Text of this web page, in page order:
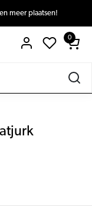
meer plaatsen!
0